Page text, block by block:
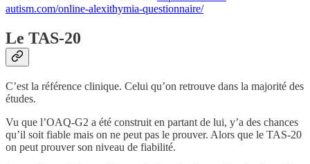
autism.com/online-alexithymia-questionnaire/
Le TAS-20
C’est la référence clinique. Celui qu’on retrouve dans la majorité des
études.
Vu que l’OAQ-G2 a été construit en partant de lui, y’a des chances
qu’il soit fiable mais on ne peut pas le prouver. Alors que le TAS-20
on peut prouver son niveau de fiabilité.